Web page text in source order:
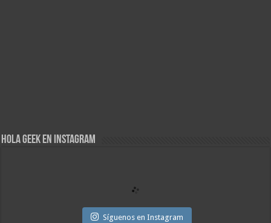
Hola Geek en Instagram
Síguenos en Instagram